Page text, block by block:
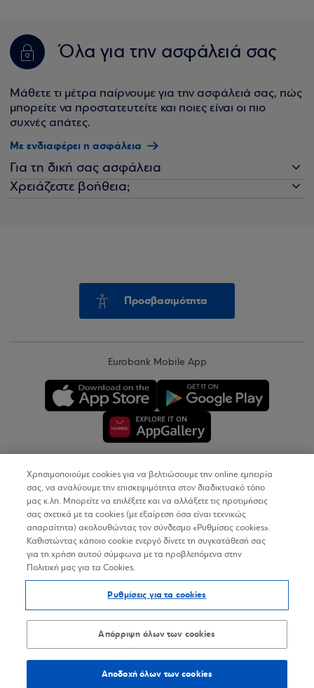
Όλα για την ασφάλειά σας
Μάθετε τι μέτρα παίρνουμε για την ασφάλειά σας, πώς
μπορείτε να προστατευτείτε και ποιες είναι οι πιο
συχνές απάτες.
Με ενδιαφέρει η ασφάλεια
Για τη δική σας ασφάλεια
Χρειάζεστε βοήθεια;
Προσβασιμότητα
Eurobank Mobile App
Copyright © 2026
Όροι Χρήσης
Προσωπικά Δεδομένα στον Διαδικτυακό Τόπο
Δήλωση Προσβασιμότητας
Sitemap
Χρησιμοποιούμε cookies για να βελτιώσουμε την online εμπειρία
σας, να αναλύουμε την επισκεψιμότητα στον διαδικτυακό τόπο
μας κ.λπ. Μπορείτε να επιλέξετε και να αλλάξετε τις προτιμήσεις
σας σχετικά με τα cookies (με εξαίρεση όσα είναι τεχνικώς
απαραίτητα) ακολουθώντας τον σύνδεσμο «Ρυθμίσεις cookies».
Καθιστώντας κάποιο cookie ενεργό δίνετε τη συγκατάθεσή σας
για τη χρήση αυτού σύμφωνα με τα προβλεπόμενα στην
Πολιτική μας για τα Cookies.
Ρυθμίσεις για τα cookies
Απόρριψη όλων των cookies
Αποδοχή όλων των cookies